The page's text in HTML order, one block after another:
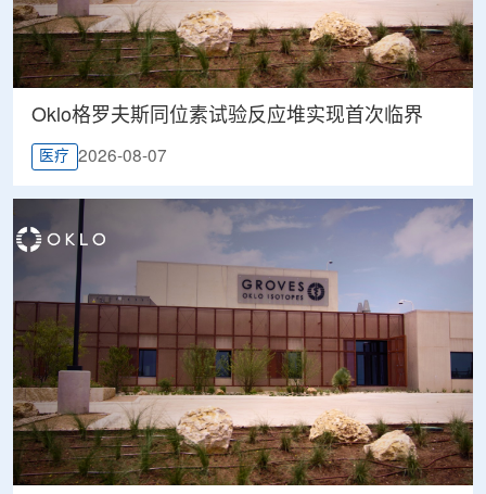
Oklo格罗夫斯同位素试验反应堆实现首次临界
医疗 2026-08-07